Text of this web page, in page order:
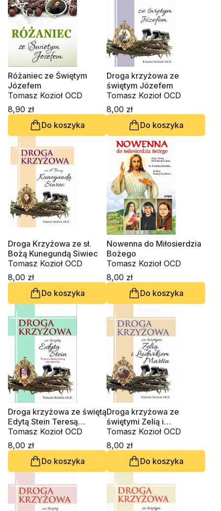
Różaniec ze Świętym
Józefem
Tomasz Kozioł OCD
8,90 zł
Do koszyka
Droga krzyżowa ze
świętym Józefem
Tomasz Kozioł OCD
8,00 zł
Do koszyka
Droga Krzyżowa ze sł.
Bożą Kunegundą Siwiec
Tomasz Kozioł OCD
8,00 zł
Do koszyka
Nowenna do Miłosierdzia
Bożego
Tomasz Kozioł OCD
8,00 zł
Do koszyka
Droga krzyżowa ze świętą
Edytą Stein Teresą
Benedyktą od Krzyża
Tomasz Kozioł OCD
8,00 zł
Do koszyka
Droga krzyżowa ze
świętymi Zelią i
Ludwikiem Martin
Tomasz Kozioł OCD
8,00 zł
Do koszyka